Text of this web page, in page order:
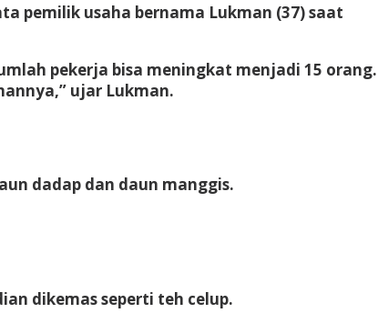
pemilik usaha bernama Lukman (37) saat
pekerja bisa meningkat menjadi 15 orang.
ujar Lukman.
dadap dan daun manggis.
dikemas seperti teh celup.